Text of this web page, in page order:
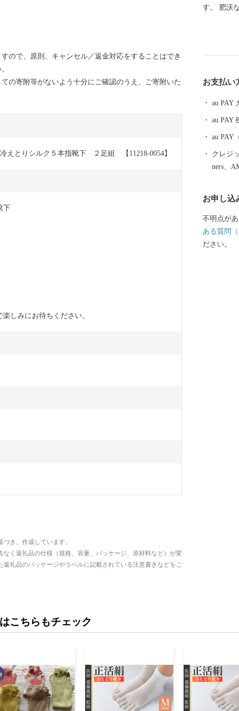
ので、原則、キャンセル／返金対応をすることはでき
の寄附等がないよう十分にご確認のうえ、ご寄附いた
えとりシルク５本指靴下　２足組　【11218-0054】
下
しみにお待ちください。
き、作成しています。
く返礼品の仕様（規格、容量、パッケージ、原材料など）が変
礼品のパッケージやラベルに記載されている注意書きなどをご
す。 肥沃な土壌に恵まれ「深谷ねぎ」をはじめとする
も果たし
谷市出身
も熱心に
財務省が
像、裏面
いずれも
お支払い
au PAY
au PAY
au PAY
クレジ
ners、
お申し込
不明点が
ある質問（
ださい。
こちらもチェック